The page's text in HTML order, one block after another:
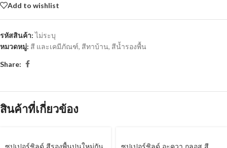
Add to wishlist
รหัสสินค้า:ไม่ระบุ
หมวดหมู่: สี และเคมีภัณฑ์, สีทาบ้าน, สีน้ำรองพื้น
Share:
สินค้าที่เกี่ยวข้อง